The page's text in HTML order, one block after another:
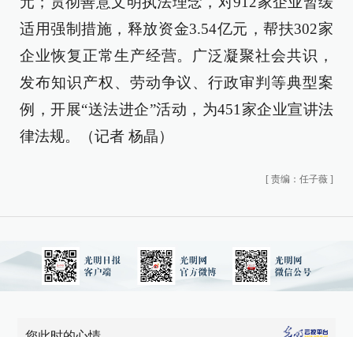
适用强制措施，释放资金3.54亿元，帮扶302家
企业恢复正常生产经营。广泛凝聚社会共识，
发布知识产权、劳动争议、行政审判等典型案
例，开展“送法进企”活动，为451家企业宣讲法
律法规。（记者 杨晶）
[ 责编：任子薇 ]